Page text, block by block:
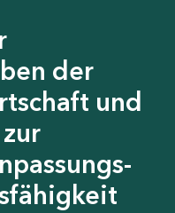
der
und